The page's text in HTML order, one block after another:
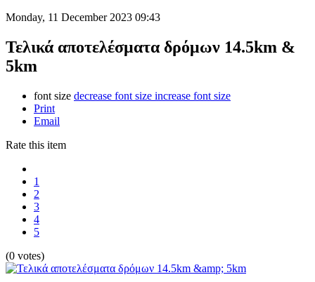
Monday, 11 December 2023 09:43
Τελικά αποτελέσματα δρόμων 14.5km &
5km
font size decrease font size increase font size
Print
Email
Rate this item
1
2
3
4
5
(0 votes)